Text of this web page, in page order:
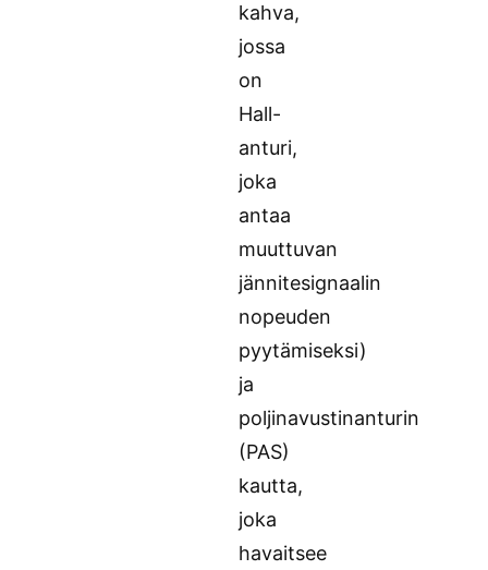
kahva,
jossa
on
Hall-
anturi,
joka
antaa
muuttuvan
jännitesignaalin
nopeuden
pyytämiseksi)
ja
poljinavustinanturin
(PAS)
kautta,
joka
havaitsee